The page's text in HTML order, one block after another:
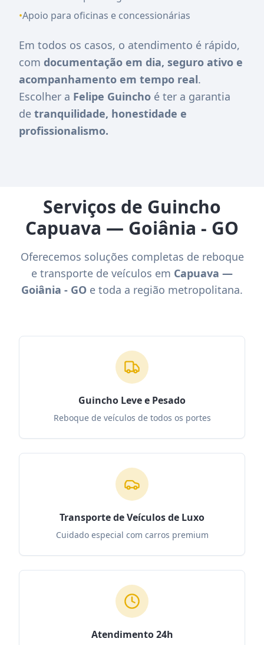
•Apoio para oficinas e concessionárias
Em todos os casos, o atendimento é rápido,
com documentação em dia, seguro ativo e
acompanhamento em tempo real.
Escolher a Felipe Guincho é ter a garantia
de tranquilidade, honestidade e
profissionalismo.
Serviços de Guincho
Capuava — Goiânia - GO
Oferecemos soluções completas de reboque
e transporte de veículos em Capuava —
Goiânia - GO e toda a região metropolitana.
Guincho Leve e Pesado
Reboque de veículos de todos os portes
Transporte de Veículos de Luxo
Cuidado especial com carros premium
Atendimento 24h